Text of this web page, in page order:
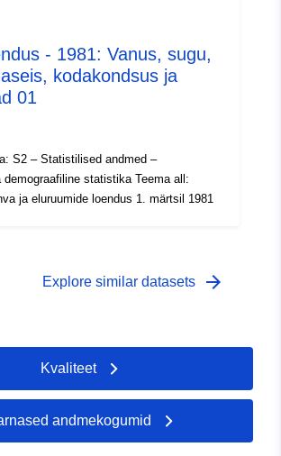
- 1981: Vanus, sugu,
kodakondsus ja
01
S2 – Statistilised andmed –
demograafiline statistika Teema all:
ja eluruumide loendus 1. märtsil 1981
Explore similar datasets arrow_forward
Kvaliteet
andmekogumid